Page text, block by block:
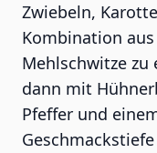
Zwiebeln,
Kombination
Mehlschwitze zu
dann mit
Pfeffer und